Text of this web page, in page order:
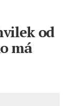
od
má